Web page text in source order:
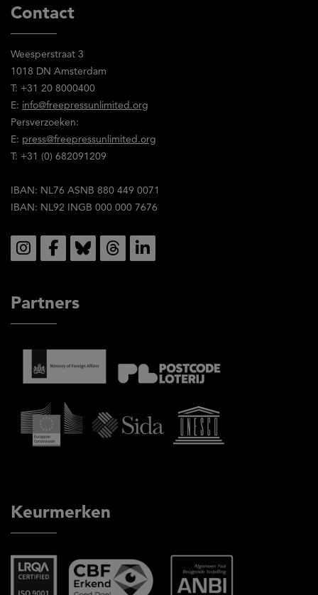
Contact
Weesperstraat 3
1018 DN Amsterdam
T: +31 20 8000400
E: info@freepressunlimited.org
Persverzoeken:
E: press@freepressunlimited.org
T: +31 (0) 682091209
IBAN: NL76 ASNB 880 449 0071
IBAN: NL92 INGB 000 000 7676
Social
Partners
Keurmerken
Unlimited
stem
in
met
de
inhoud
ervan.